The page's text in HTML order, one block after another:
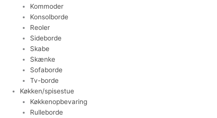
Kommoder
Konsolborde
Reoler
Sideborde
Skabe
Skænke
Sofaborde
Tv-borde
Køkken/spisestue
Køkkenopbevaring
Rulleborde